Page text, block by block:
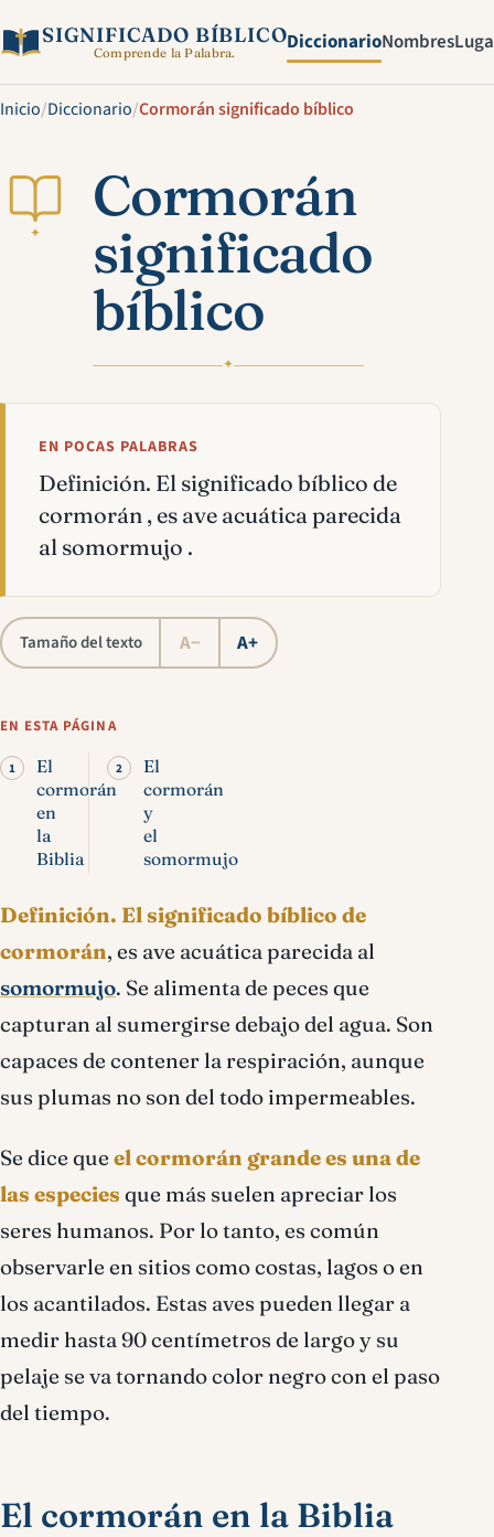
SIGNIFICADO BÍBLICO
Comprende la Palabra. DiccionarioNombres
Inicio/Diccionario/Cormorán significado bíblico
✦
Cormorán
significado
bíblico
✦
EN POCAS PALABRAS
Definición. El significado bíblico de
cormorán , es ave acuática parecida
al somormujo .
Tamaño del texto A− A+
EN ESTA PÁGINA
El
cormorán
en
la
Biblia
El
cormorán
y
el
somormujo
Definición. El significado bíblico de
cormorán, es ave acuática parecida al
somormujo. Se alimenta de peces que
capturan al sumergirse debajo del agua. Son
capaces de contener la respiración, aunque
sus plumas no son del todo impermeables.
Se dice que el cormorán grande es una de
las especies que más suelen apreciar los
seres humanos. Por lo tanto, es común
observarle en sitios como costas, lagos o en
los acantilados. Estas aves pueden llegar a
medir hasta 90 centímetros de largo y su
pelaje se va tornando color negro con el paso
del tiempo.
El cormorán en la Biblia